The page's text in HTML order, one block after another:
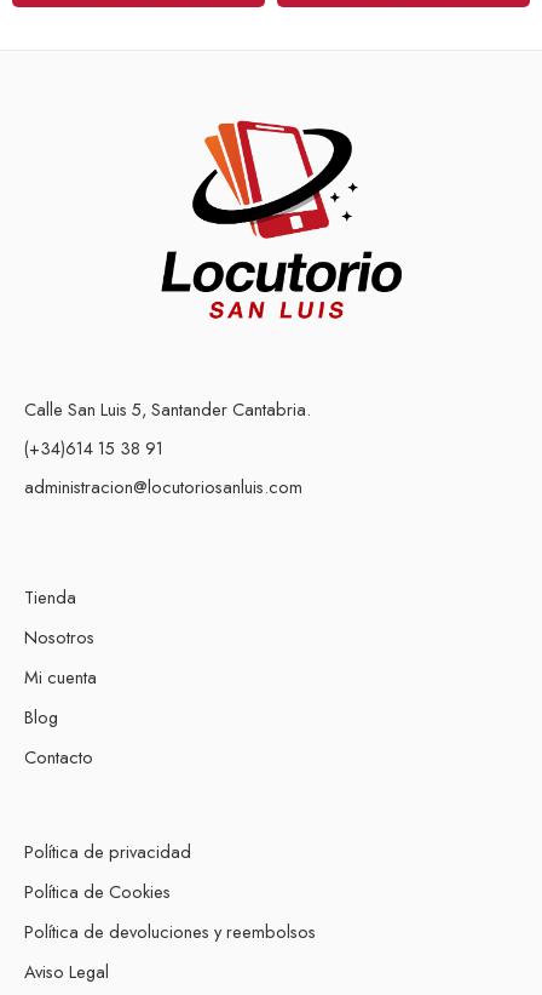
Calle San Luis 5, Santander Cantabria.
(+34)614 15 38 91
administracion@locutoriosanluis.com
Tienda
Nosotros
Mi cuenta
Blog
Contacto
Política de privacidad
Política de Cookies
Política de devoluciones y reembolsos
Aviso Legal